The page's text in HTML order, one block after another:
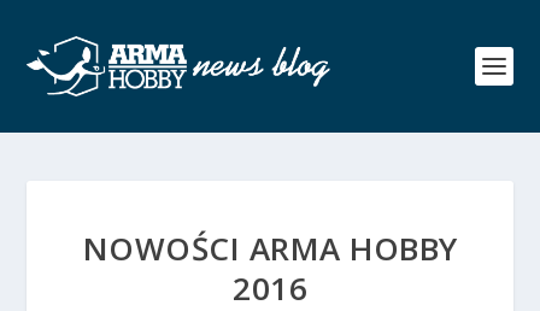
NOWOŚCI ARMA HOBBY
2016